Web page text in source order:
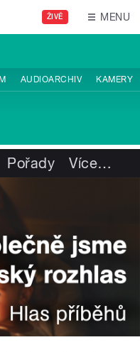
ŽIVĚ MENU
AUDIOARCHIV KAMERY
Pořady Více…